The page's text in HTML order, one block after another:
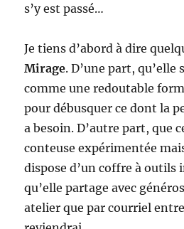
s’y est passé…
Je tiens d’abord à dire
Mirage. D’une part, qu’elle
comme une redoutable
pour débusquer ce dont la
a besoin. D’autre part, que
conteuse expérimentée
dispose d’un coffre à outils
qu’elle partage avec
atelier que par courriel